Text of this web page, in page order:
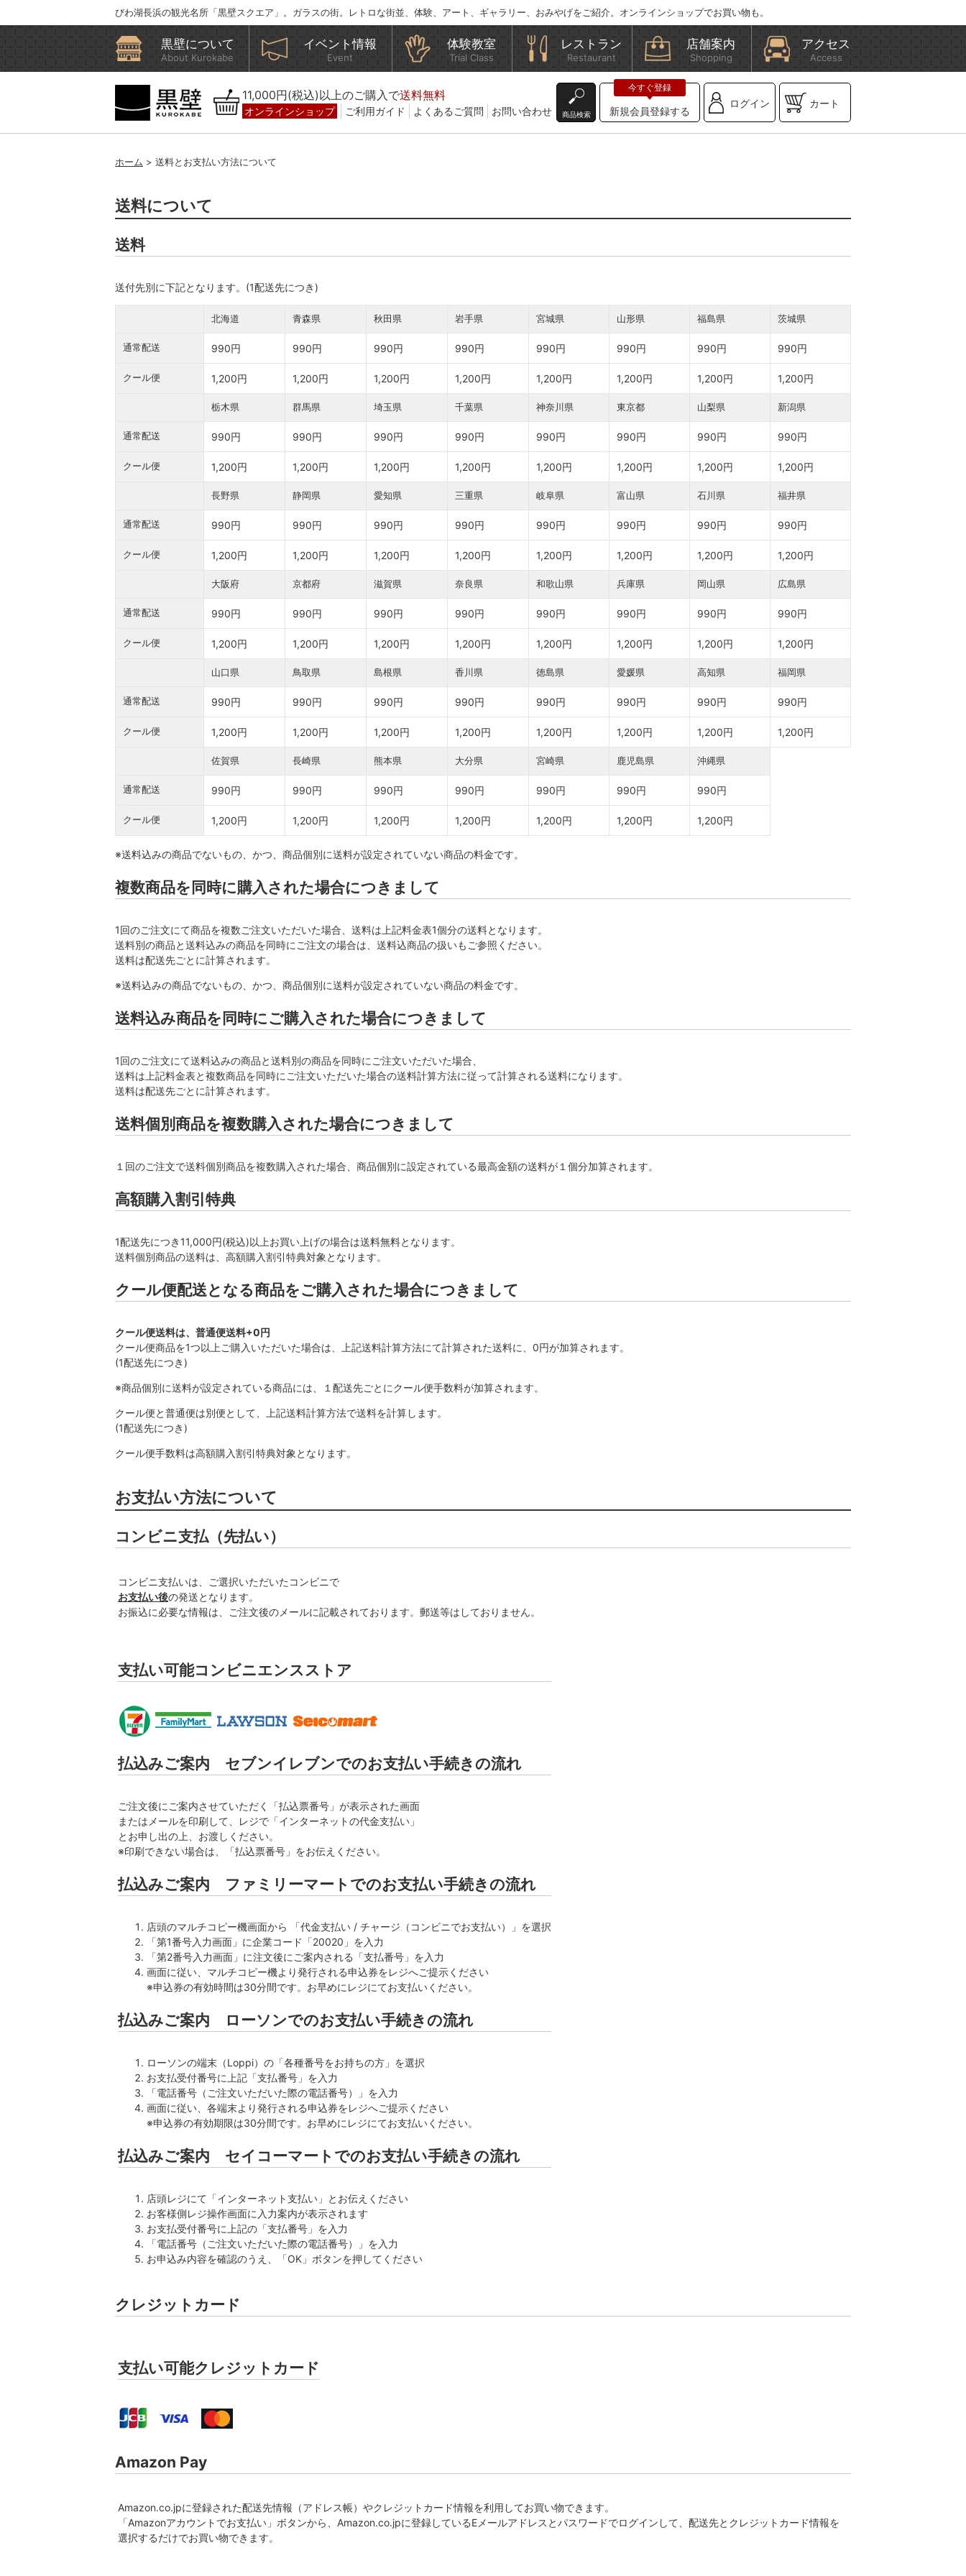
びわ湖長浜の観光名所「黒壁スクエア」。ガラスの街。レトロな街並、体験、アート、ギャラリー、おみやげをご紹介。オンラインショップでお買い物も。
黒壁について
About Kurokabe
イベント情報
Event
体験教室
Trial Class
レストラン
Restaurant
店舗案内
Shopping
アクセス
Access
11,000円(税込)以上のご購入で送料無料
オンラインショップ ご利用ガイド よくあるご質問 お問い合わせ 商品検索 新規会員登録する
ログイン カート
ホーム > 送料とお支払い方法について
送料について
送料
送付先別に下記となります。(1配送先につき)
北海道 青森県 秋田県 岩手県 宮城県 山形県 福島県 茨城県
通常配送 990円 990円 990円 990円 990円 990円 990円 990円
クール便 1,200円 1,200円 1,200円 1,200円 1,200円 1,200円 1,200円 1,200円
栃木県 群馬県 埼玉県 千葉県 神奈川県 東京都 山梨県 新潟県
通常配送 990円 990円 990円 990円 990円 990円 990円 990円
クール便 1,200円 1,200円 1,200円 1,200円 1,200円 1,200円 1,200円 1,200円
長野県 静岡県 愛知県 三重県 岐阜県 富山県 石川県 福井県
通常配送 990円 990円 990円 990円 990円 990円 990円 990円
クール便 1,200円 1,200円 1,200円 1,200円 1,200円 1,200円 1,200円 1,200円
大阪府 京都府 滋賀県 奈良県 和歌山県 兵庫県 岡山県 広島県
通常配送 990円 990円 990円 990円 990円 990円 990円 990円
クール便 1,200円 1,200円 1,200円 1,200円 1,200円 1,200円 1,200円 1,200円
山口県 鳥取県 島根県 香川県 徳島県 愛媛県 高知県 福岡県
通常配送 990円 990円 990円 990円 990円 990円 990円 990円
クール便 1,200円 1,200円 1,200円 1,200円 1,200円 1,200円 1,200円 1,200円
佐賀県 長崎県 熊本県 大分県 宮崎県 鹿児島県 沖縄県
通常配送 990円 990円 990円 990円 990円 990円 990円
クール便 1,200円 1,200円 1,200円 1,200円 1,200円 1,200円 1,200円
※送料込みの商品でないもの、かつ、商品個別に送料が設定されていない商品の料金です。
複数商品を同時に購入された場合につきまして
1回のご注文にて商品を複数ご注文いただいた場合、送料は上記料金表1個分の送料となります。
送料別の商品と送料込みの商品を同時にご注文の場合は、送料込商品の扱いもご参照ください。
送料は配送先ごとに計算されます。
※送料込みの商品でないもの、かつ、商品個別に送料が設定されていない商品の料金です。
送料込み商品を同時にご購入された場合につきまして
1回のご注文にて送料込みの商品と送料別の商品を同時にご注文いただいた場合、
送料は上記料金表と複数商品を同時にご注文いただいた場合の送料計算方法に従って計算される送料になります。
送料は配送先ごとに計算されます。
送料個別商品を複数購入された場合につきまして
１回のご注文で送料個別商品を複数購入された場合、商品個別に設定されている最高金額の送料が１個分加算されます。
高額購入割引特典
1配送先につき11,000円(税込)以上お買い上げの場合は送料無料となります。
送料個別商品の送料は、高額購入割引特典対象となります。
クール便配送となる商品をご購入された場合につきまして
クール便送料は、普通便送料+0円
クール便商品を1つ以上ご購入いただいた場合は、上記送料計算方法にて計算された送料に、0円が加算されます。
(1配送先につき)
※商品個別に送料が設定されている商品には、１配送先ごとにクール便手数料が加算されます。
クール便と普通便は別便として、上記送料計算方法で送料を計算します。
(1配送先につき)
クール便手数料は高額購入割引特典対象となります。
お支払い方法について
コンビニ支払（先払い）
コンビニ支払いは、ご選択いただいたコンビニで
お支払い後の発送となります。
お振込に必要な情報は、ご注文後のメールに記載されております。郵送等はしておりません。
支払い可能コンビニエンスストア
払込みご案内 セブンイレブンでのお支払い手続きの流れ
ご注文後にご案内させていただく「払込票番号」が表示された画面
またはメールを印刷して、レジで「インターネットの代金支払い」
とお申し出の上、お渡しください。
※印刷できない場合は、「払込票番号」をお伝えください。
払込みご案内 ファミリーマートでのお支払い手続きの流れ
店頭のマルチコピー機画面から 「代金支払い / チャージ（コンビニでお支払い）」を選択
「第1番号入力画面」に企業コード「20020」を入力
「第2番号入力画面」に注文後にご案内される「支払番号」を入力
画面に従い、マルチコピー機より発行される申込券をレジへご提示ください
※申込券の有効時間は30分間です。お早めにレジにてお支払いください。
払込みご案内 ローソンでのお支払い手続きの流れ
ローソンの端末（Loppi）の「各種番号をお持ちの方」を選択
お支払受付番号に上記「支払番号」を入力
「電話番号（ご注文いただいた際の電話番号）」を入力
画面に従い、各端末より発行される申込券をレジへご提示ください
※申込券の有効期限は30分間です。お早めにレジにてお支払いください。
払込みご案内 セイコーマートでのお支払い手続きの流れ
店頭レジにて「インターネット支払い」とお伝えください
お客様側レジ操作画面に入力案内が表示されます
お支払受付番号に上記の「支払番号」を入力
「電話番号（ご注文いただいた際の電話番号）」を入力
お申込み内容を確認のうえ、「OK」ボタンを押してください
クレジットカード
支払い可能クレジットカード
Amazon Pay
Amazon.co.jpに登録された配送先情報（アドレス帳）やクレジットカード情報を利用してお買い物できます。
「Amazonアカウントでお支払い」ボタンから、Amazon.co.jpに登録しているEメールアドレスとパスワードでログインして、配送先とクレジットカード情報を
選択するだけでお買い物できます。